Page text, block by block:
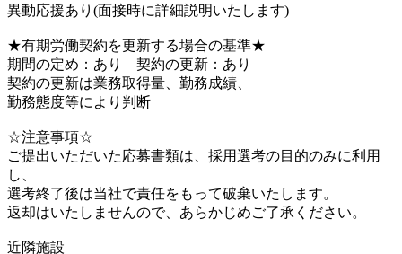
異動応援あり(面接時に詳細説明いたします)
★有期労働契約を更新する場合の基準★
期間の定め：あり 契約の更新：あり
契約の更新は業務取得量、勤務成績、
勤務態度等により判断
☆注意事項☆
ご提出いただいた応募書類は、採用選考の目的のみに利用
し、
選考終了後は当社で責任をもって破棄いたします。
返却はいたしませんので、あらかじめご了承ください。
近隣施設